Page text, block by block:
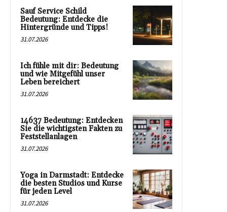
Sauf Service Schild
Bedeutung: Entdecke die
Hintergründe und Tipps!
31.07.2026
Ich fühle mit dir: Bedeutung
und wie Mitgefühl unser
Leben bereichert
31.07.2026
14637 Bedeutung: Entdecken
Sie die wichtigsten Fakten zu
Feststellanlagen
31.07.2026
Yoga in Darmstadt: Entdecke
die besten Studios und Kurse
für jeden Level
31.07.2026